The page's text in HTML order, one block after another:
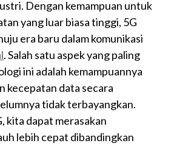
Dengan kemampuan untuk
yang luar biasa tinggi, 5G
era baru dalam komunikasi
. Salah satu aspek yang paling
ini adalah kemampuannya
kecepatan data secara
tidak terbayangkan.
kita dapat merasakan
lebih cepat dibandingkan